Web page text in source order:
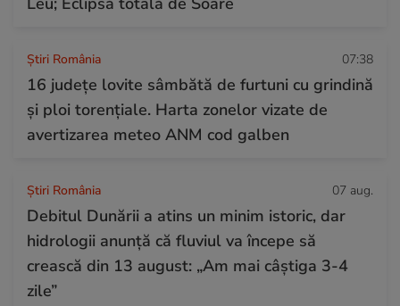
Știri România 07:38
16 județe lovite sâmbătă de furtuni cu grindină
și ploi torențiale. Harta zonelor vizate de
avertizarea meteo ANM cod galben
Știri România 07 aug.
Debitul Dunării a atins un minim istoric, dar
hidrologii anunță că fluviul va începe să
crească din 13 august: „Am mai câștiga 3-4
zile”